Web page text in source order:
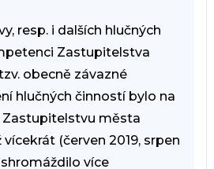
resp. i dalších hlučných
Zastupitelstva
obecně závazné
hlučných činností bylo na
Zastupitelstvu města
(červen 2019, srpen
více